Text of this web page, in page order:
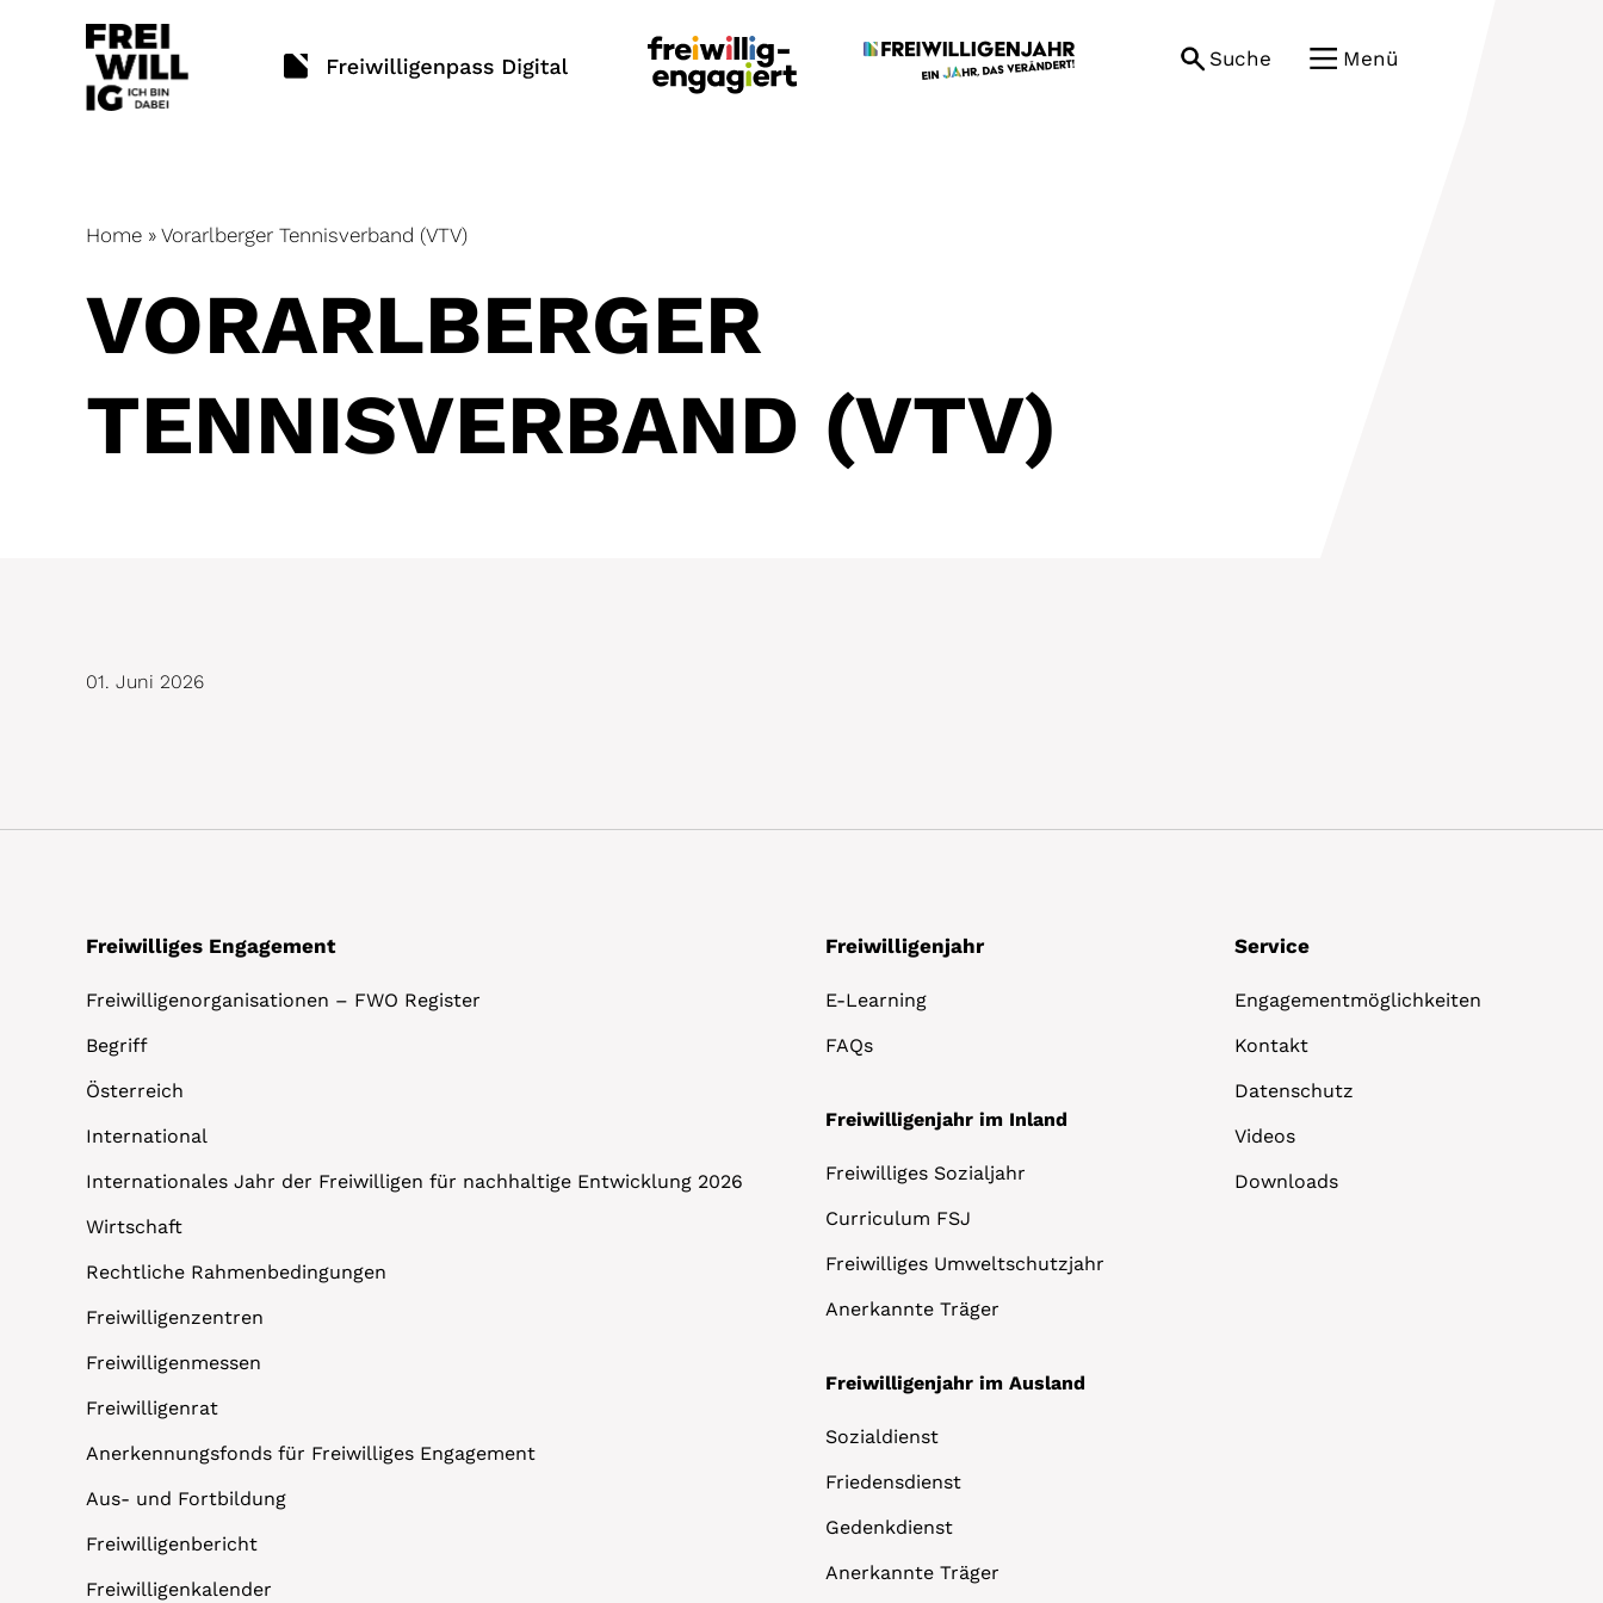
Suche Menü
Home » Vorarlberger Tennisverband (VTV)
VORARLBERGER
TENNISVERBAND (VTV)
01. Juni 2026
Freiwilliges Engagement
Freiwilligenorganisationen – FWO Register
Begriff
Österreich
International
Internationales Jahr der Freiwilligen für nachhaltige Entwicklung 2026
Wirtschaft
Rechtliche Rahmenbedingungen
Freiwilligenzentren
Freiwilligenmessen
Freiwilligenrat
Anerkennungsfonds für Freiwilliges Engagement
Aus- und Fortbildung
Freiwilligenbericht
Freiwilligenkalender
Freiwilligenjahr
E-Learning
FAQs
Freiwilligenjahr im Inland
Freiwilliges Sozialjahr
Curriculum FSJ
Freiwilliges Umweltschutzjahr
Anerkannte Träger
Freiwilligenjahr im Ausland
Sozialdienst
Friedensdienst
Gedenkdienst
Anerkannte Träger
Service
Engagementmöglichkeiten
Kontakt
Datenschutz
Videos
Downloads